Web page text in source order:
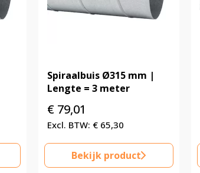
Spiraalbuis Ø315 mm |
Lengte = 3 meter
€79,01
€65,30
Bekijk product